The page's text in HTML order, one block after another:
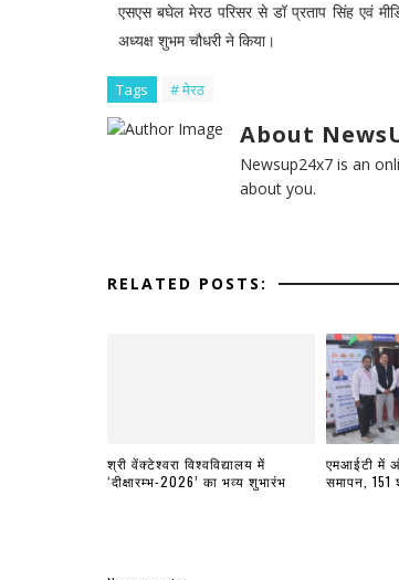
एसएस बघेल मेरठ परिसर से डॉ प्रताप सिंह एवं
अध्यक्ष शुभम चौधरी ने किया।
Tags # मेरठ
About
Newsup24x7 is an
about you.
RELATED POSTS:
श्री वेंक्टेश्वरा विश्वविद्यालय में
‘दीक्षारम्भ-2026’ का भव्य शुभारंभ
एमआईटी में
समापन,